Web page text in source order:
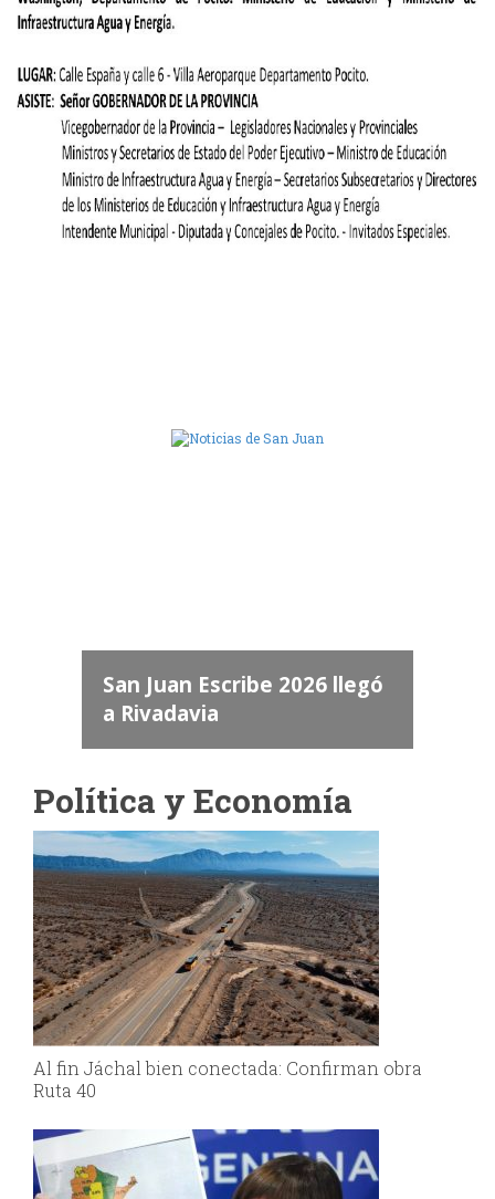
San Juan Escribe 2026 llegó
a Rivadavia
Política y Economía
Al fin Jáchal bien conectada: Confirman obra
Ruta 40